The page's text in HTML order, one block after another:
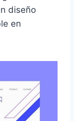
diseño
en